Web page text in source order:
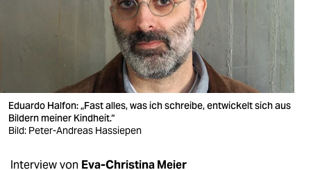
wahrheit
verlag
veranstaltungen
Eduardo Halfon: „Fast alles, was ich schreibe, entwickelt sich aus
Bildern meiner Kindheit.“
Bild: Peter-Andreas Hassiepen
Interview von Eva-Christina Meier